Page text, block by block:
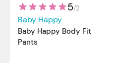
5/2
Baby Happy
Baby Happy Body Fit
Pants